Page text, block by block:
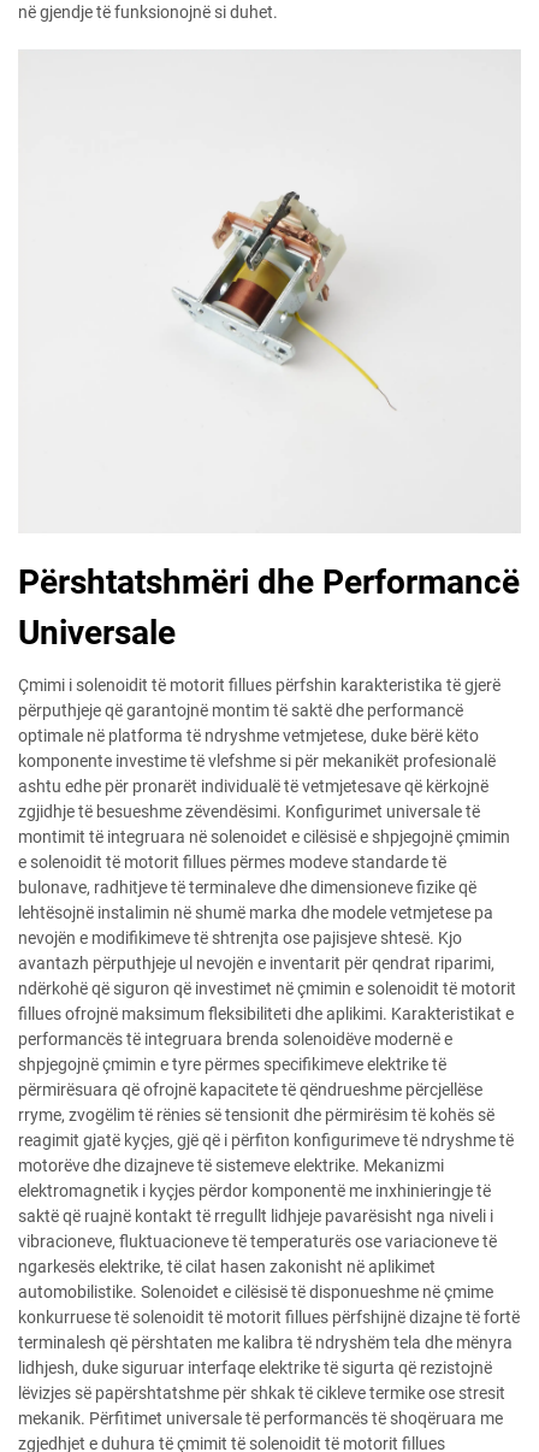
në gjendje të funksionojnë si duhet.
Përshtatshmëri dhe Performancë
Universale
Çmimi i solenoidit të motorit fillues përfshin karakteristika të gjerë
përputhjeje që garantojnë montim të saktë dhe performancë
optimale në platforma të ndryshme vetmjetese, duke bërë këto
komponente investime të vlefshme si për mekanikët profesionalë
ashtu edhe për pronarët individualë të vetmjetesave që kërkojnë
zgjidhje të besueshme zëvendësimi. Konfigurimet universale të
montimit të integruara në solenoidet e cilësisë e shpjegojnë çmimin
e solenoidit të motorit fillues përmes modeve standarde të
bulonave, radhitjeve të terminaleve dhe dimensioneve fizike që
lehtësojnë instalimin në shumë marka dhe modele vetmjetese pa
nevojën e modifikimeve të shtrenjta ose pajisjeve shtesë. Kjo
avantazh përputhjeje ul nevojën e inventarit për qendrat riparimi,
ndërkohë që siguron që investimet në çmimin e solenoidit të motorit
fillues ofrojnë maksimum fleksibiliteti dhe aplikimi. Karakteristikat e
performancës të integruara brenda solenoidëve modernë e
shpjegojnë çmimin e tyre përmes specifikimeve elektrike të
përmirësuara që ofrojnë kapacitete të qëndrueshme përcjellëse
rryme, zvogëlim të rënies së tensionit dhe përmirësim të kohës së
reagimit gjatë kyçjes, gjë që i përfiton konfigurimeve të ndryshme të
motorëve dhe dizajneve të sistemeve elektrike. Mekanizmi
elektromagnetik i kyçjes përdor komponentë me inxhinieringje të
saktë që ruajnë kontakt të rregullt lidhjeje pavarësisht nga niveli i
vibracioneve, fluktuacioneve të temperaturës ose variacioneve të
ngarkesës elektrike, të cilat hasen zakonisht në aplikimet
automobilistike. Solenoidet e cilësisë të disponueshme në çmime
konkurruese të solenoidit të motorit fillues përfshijnë dizajne të fortë
terminalesh që përshtaten me kalibra të ndryshëm tela dhe mënyra
lidhjesh, duke siguruar interfaqe elektrike të sigurta që rezistojnë
lëvizjes së papërshtatshme për shkak të cikleve termike ose stresit
mekanik. Përfitimet universale të performancës të shoqëruara me
zgjedhjet e duhura të çmimit të solenoidit të motorit fillues